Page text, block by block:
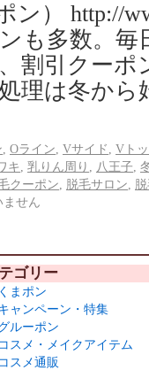
ン） http://
も多数。毎
割引クー
理は冬か
Oライン Vサイド
Vト
キ 乳りん周り 八王子
クーポン 脱毛サロン
ません
ゴリー
くまポン
ャンペーン・特集
ルーポン
コスメ・メイクアイテム
コスメ通販